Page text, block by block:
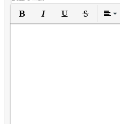
Полужирный
КурсивПодчеркнутый